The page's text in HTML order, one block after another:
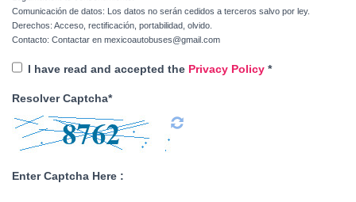
Comunicación de datos: Los datos no serán cedidos a terceros salvo por ley.
Derechos: Acceso, rectificación, portabilidad, olvido.
Contacto: Contactar en mexicoautobuses@gmail.com
I have read and accepted the Privacy Policy *
Resolver Captcha*
Enter Captcha Here :